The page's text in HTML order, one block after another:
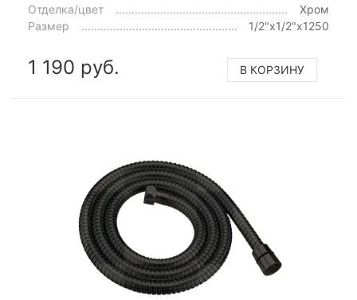
Отделка/цвет
Хром
Размер
1/2"x1/2"x1250
1 190 руб. В КОРЗИНУ